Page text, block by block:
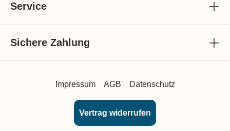
Service
Sichere Zahlung
Impressum AGB Datenschutz
Vertrag widerrufen